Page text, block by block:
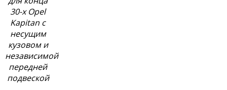
30-х Opel
Kapitan с
несущим
кузовом и
независимой
передней
подвеской